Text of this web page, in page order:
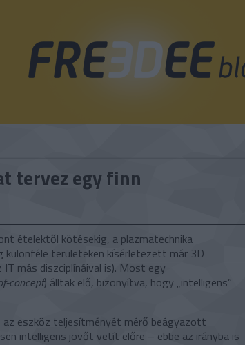
tervez egy finn
ételektől kötésekig, a plazmatechnika
különféle területeken kísérletezett már 3D
más diszciplínáival is). Most egy
concept) álltak elő, bizonyítva, hogy „intelligens”
eszköz teljesítményét mérő beágyazott
intelligens jövőt vetít előre – ebbe az irányba is